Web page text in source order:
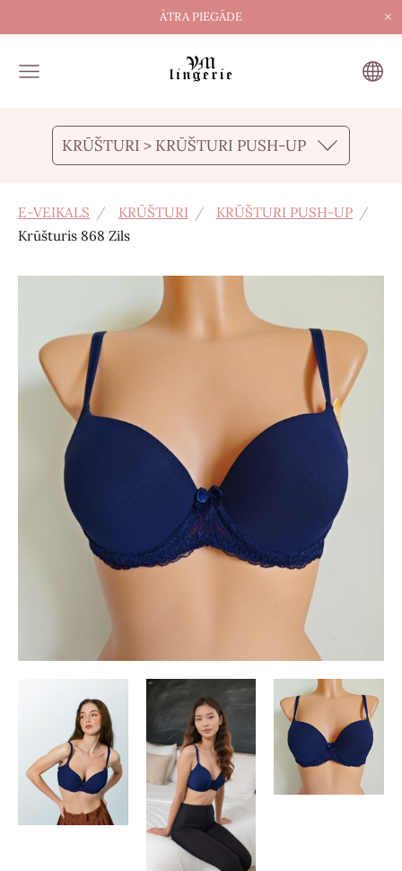
ĀTRA PIEGĀDE ×
KRŪŠTURI > KRŪŠTURI PUSH-UP
E-VEIKALS KRŪŠTURI
KRŪŠTURI PUSH-UP
Krūšturis 868 Zils